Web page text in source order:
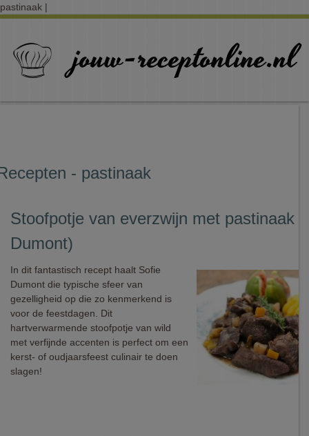
pastinaak |
- pastinaak
Stoofpotje van everzwijn met pastinaak
Dumont)
In dit fantastisch recept haalt Sofie
Dumont die typische sfeer van
gezelligheid op die zo kenmerkend is
voor de feestdagen. Dit
hartverwarmende stoofpotje van wild
met verfijnde accenten is perfect om een
kerst- of oudjaarsfeest culinair te doen
slagen!